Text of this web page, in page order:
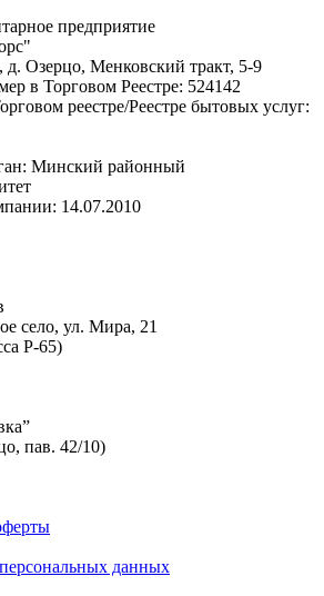
предприятие
Озерцо, Менковский тракт, 5-9
в Торговом Реестре: 524142
реестре/Реестре бытовых услуг:
Минский районный
14.07.2010
село, ул. Мира, 21
P-65)
пав. 42/10)
данных